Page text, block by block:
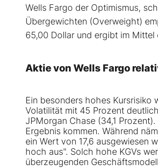
Wells Fargo der Optimismus,
Übergewichten (Overweight)
65,00 Dollar und ergibt im
Aktie von Wells Fargo
Ein besonders hohes
Volatilität mit 45 Prozent
JPMorgan Chase (34,1
Ergebnis kommen. Während
ein Wert von 17,6 ausgewiesen
hoch aus". Solch hohe KGVs
überzeugenden